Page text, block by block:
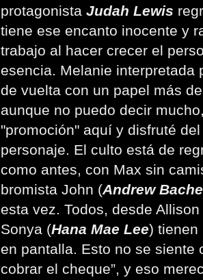
protagonista Judah Lewis
tiene ese encanto inocente y
trabajo al hacer crecer el
esencia. Melanie interpretada
de vuelta con un papel más
aunque no puedo decir
"promoción" aquí y disfruté
personaje. El culto está de
como antes, con Max sin
bromista John (Andrew
esta vez. Todos, desde Allison
Sonya (Hana Mae Lee) tienen
en pantalla. Esto no se siente
cobrar el cheque”, y eso